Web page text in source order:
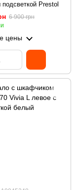
подсветкой Prestol
6 900 грн
цены